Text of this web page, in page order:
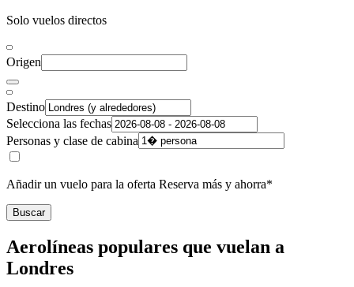
Solo vuelos directos
Origen
Destino
Selecciona las fechas
Personas y clase de cabina
Añadir un vuelo para la oferta Reserva más y ahorra*
Buscar
Aerolíneas populares que vuelan a
Londres